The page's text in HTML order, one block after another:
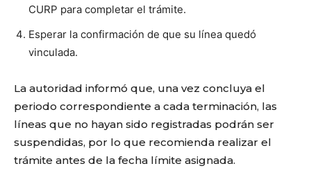
CURP para completar el trámite.
Esperar la confirmación de que su línea quedó
vinculada.
La autoridad informó que, una vez concluya el
periodo correspondiente a cada terminación, las
líneas que no hayan sido registradas podrán ser
suspendidas, por lo que recomienda realizar el
trámite antes de la fecha límite asignada.